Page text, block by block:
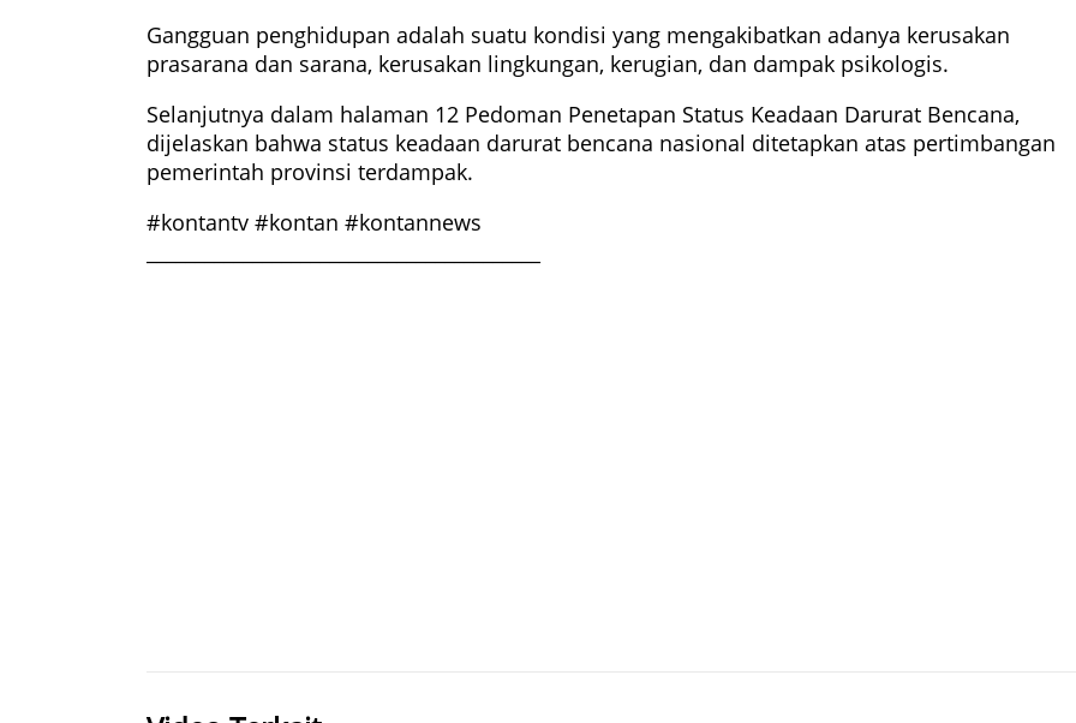
Gangguan penghidupan adalah suatu kondisi yang mengakibatkan adanya kerusakan
prasarana dan sarana, kerusakan lingkungan, kerugian, dan dampak psikologis.
Selanjutnya dalam halaman 12 Pedoman Penetapan Status Keadaan Darurat Bencana,
dijelaskan bahwa status keadaan darurat bencana nasional ditetapkan atas pertimbangan
pemerintah provinsi terdampak.
#kontantv #kontan #kontannews